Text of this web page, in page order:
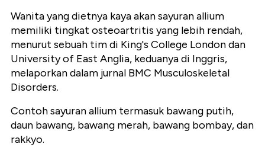
Wanita yang dietnya kaya akan sayuran allium
memiliki tingkat osteoartritis yang lebih rendah,
menurut sebuah tim di King's College London dan
University of East Anglia, keduanya di Inggris,
melaporkan dalam jurnal BMC Musculoskeletal
Disorders.
Contoh sayuran allium termasuk bawang putih,
daun bawang, bawang merah, bawang bombay, dan
rakkyo.